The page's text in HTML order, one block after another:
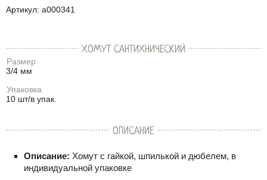
Артикул: a000341
ХОМУТ САНТИХНИЧЕСКИЙ
Размер
3/4 мм
Упаковка
10 шт/в упак.
ОПИСАНИЕ
Описание: Хомут с гайкой, шпилькой и дюбелем, в
индивидуальной упаковке